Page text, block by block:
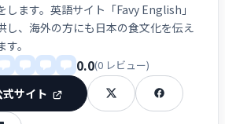
します。英語サイト「Favy English」
し、海外の方にも日本の食文化を伝え
。
0.0(0 レビュー)
式サイト